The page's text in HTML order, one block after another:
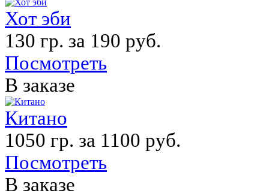
Хот эби
130 гр. за 190 руб.
Посмотреть
В заказе
Китано
1050 гр. за 1100 руб.
Посмотреть
В заказе